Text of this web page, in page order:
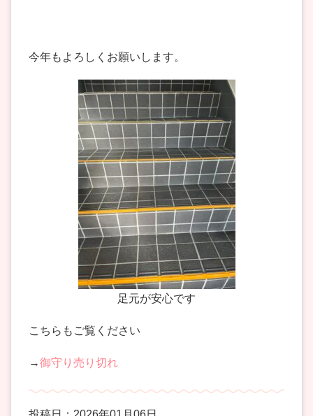
今年もよろしくお願いします。
足元が安心です
こちらもご覧ください
→御守り売り切れ